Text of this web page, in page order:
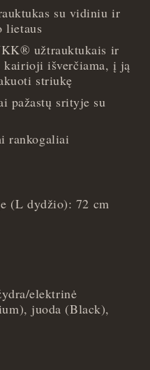
su vidiniu ir
lietaus
užtrauktukais ir
kairioji išverčiama, į ją
striukę
pažastų srityje su
rankogaliai
(L dydžio): 72 cm
elektrinė
juoda (Black),